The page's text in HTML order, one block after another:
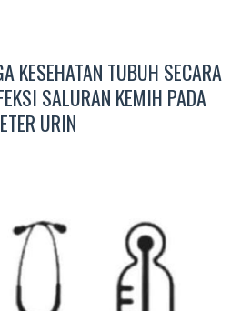
KESEHATAN TUBUH SECARA
SALURAN KEMIH PADA
URIN